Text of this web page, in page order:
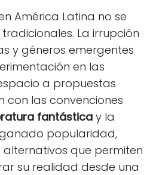
América Latina no se
La irrupción
y géneros emergentes
en las
a propuestas
con las convenciones
fantásticay la
popularidad,
que permiten
su realidad desde una